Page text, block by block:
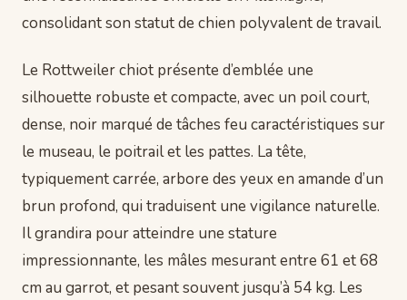
consolidant son statut de chien polyvalent de travail.
Le Rottweiler chiot présente d’emblée une
silhouette robuste et compacte, avec un poil court,
dense, noir marqué de tâches feu caractéristiques sur
le museau, le poitrail et les pattes. La tête,
typiquement carrée, arbore des yeux en amande d’un
brun profond, qui traduisent une vigilance naturelle.
Il grandira pour atteindre une stature
impressionnante, les mâles mesurant entre 61 et 68
cm au garrot, et pesant souvent jusqu’à 54 kg. Les